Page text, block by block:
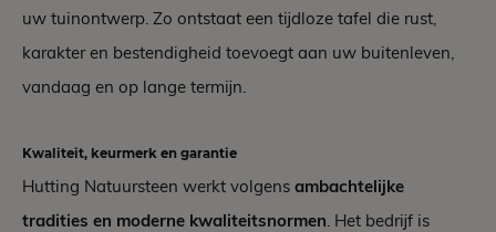
uw tuinontwerp. Zo ontstaat een tijdloze tafel die rust,
karakter en bestendigheid toevoegt aan uw buitenleven,
vandaag en op lange termijn.
Kwaliteit, keurmerk en garantie
Hutting Natuursteen werkt volgens ambachtelijke
tradities en moderne kwaliteitsnormen . Het bedrijf is